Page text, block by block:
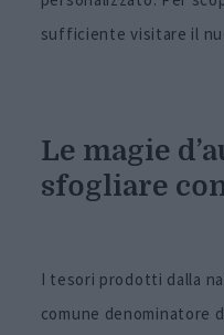
sufficiente visitare il
Le magie
sfogliare
I tesori prodotti dalla
comune denominatore